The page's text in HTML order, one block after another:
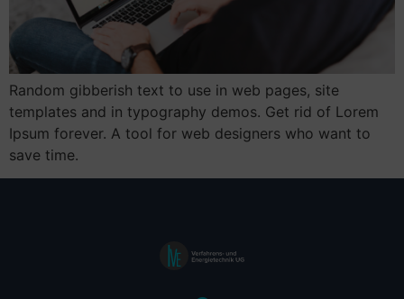
Random gibberish text to use in web pages, site
templates and in typography demos. Get rid of Lorem
Ipsum forever. A tool for web designers who want to
save time.